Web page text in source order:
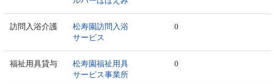
訪問入浴介護
松寿園訪問入浴
サービス
0
福祉用具貸与
松寿園福祉用具
サービス事業所
0